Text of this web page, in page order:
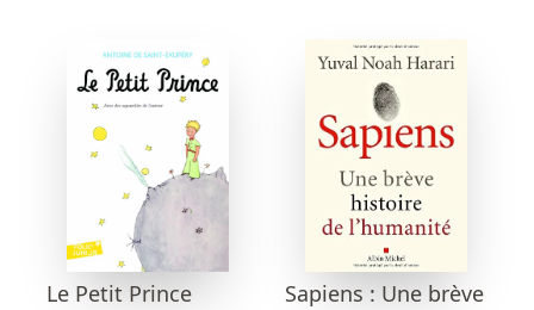
Le Petit Prince
Sapiens : Une brève